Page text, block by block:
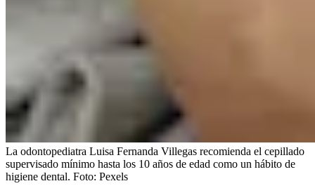
La odontopediatra Luisa Fernanda Villegas recomienda el cepillado
supervisado mínimo hasta los 10 años de edad como un hábito de
higiene dental. Foto: Pexels